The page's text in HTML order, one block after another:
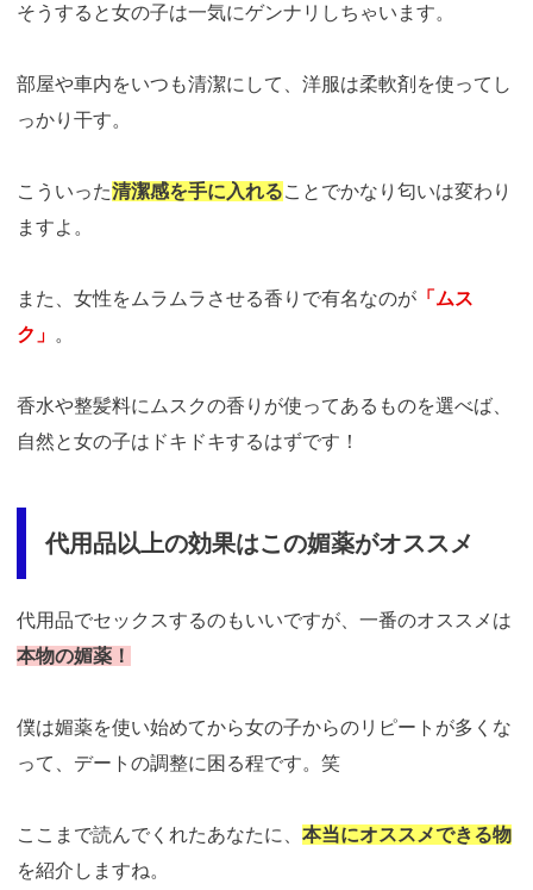
そうすると女の子は一気にゲンナリしちゃいます。
部屋や車内をいつも清潔にして、洋服は柔軟剤を使ってし
っかり干す。
こういった清潔感を手に入れることでかなり匂いは変わり
ますよ。
また、女性をムラムラさせる香りで有名なのが 「ムス
ク」 。
香水や整髪料にムスクの香りが使ってあるものを選べば、
自然と女の子はドキドキするはずです！
代用品以上の効果はこの媚薬がオススメ
代用品でセックスするのもいいですが、一番のオススメは
本物の媚薬！
僕は媚薬を使い始めてから女の子からのリピートが多くな
って、デートの調整に困る程です。笑
ここまで読んでくれたあなたに、 本当にオススメできる物
を紹介しますね。